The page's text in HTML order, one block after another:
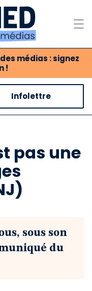
médias : signez
!
médias
Infolettre
pas une
sous son
du